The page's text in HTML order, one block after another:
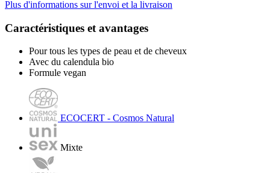
Plus d'informations sur l'envoi et la livraison
Caractéristiques et avantages
Pour tous les types de peau et de cheveux
Avec du calendula bio
Formule vegan
ECOCERT - Cosmos Natural
Mixte